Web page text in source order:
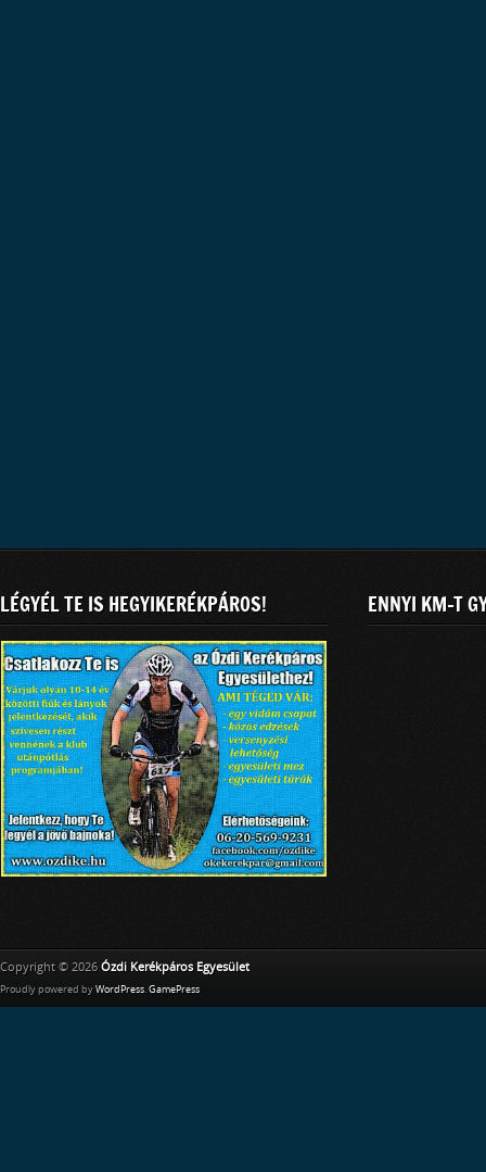
LÉGYÉL TE IS HEGYIKERÉKPÁROS! ENNYI KM-T
Copyright © 2026 Ózdi Kerékpáros Egyesület
Proudly powered by WordPress. GamePress